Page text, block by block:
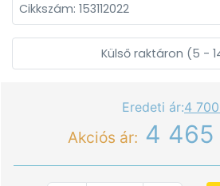
Cikkszám: 153112022
Külső raktáron (5 -
Eredeti ár:4
Akciós ár: 4 465